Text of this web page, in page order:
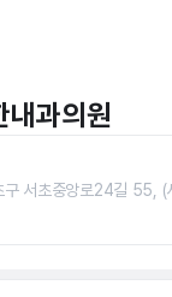
내과의원
구 서초중앙로24길 55, (